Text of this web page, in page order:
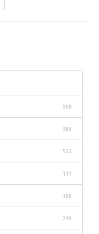
908
386
532
117
188
219